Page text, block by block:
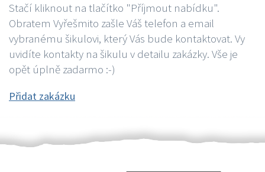
Stačí kliknout na tlačítko "Příjmout nabídku".
Obratem Vyřešmito zašle Váš telefon a email
vybranému šikulovi, který Vás bude kontaktovat. Vy
uvidíte kontakty na šikulu v detailu zakázky. Vše je
opět úplně zadarmo :-)
Přidat zakázku